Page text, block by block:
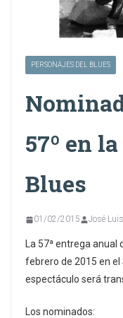
PERSONAJES DEL BLUES
57º en
Blues
01/02/2015 José
La 57ª entrega
febrero de 2015 en el
espectáculo será
Los nominados: